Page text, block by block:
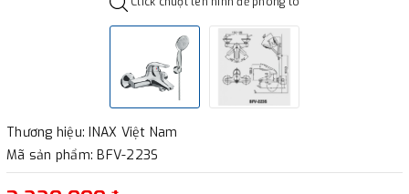
Thương hiệu: INAX Việt Nam
Mã sản phẩm: BFV-223S